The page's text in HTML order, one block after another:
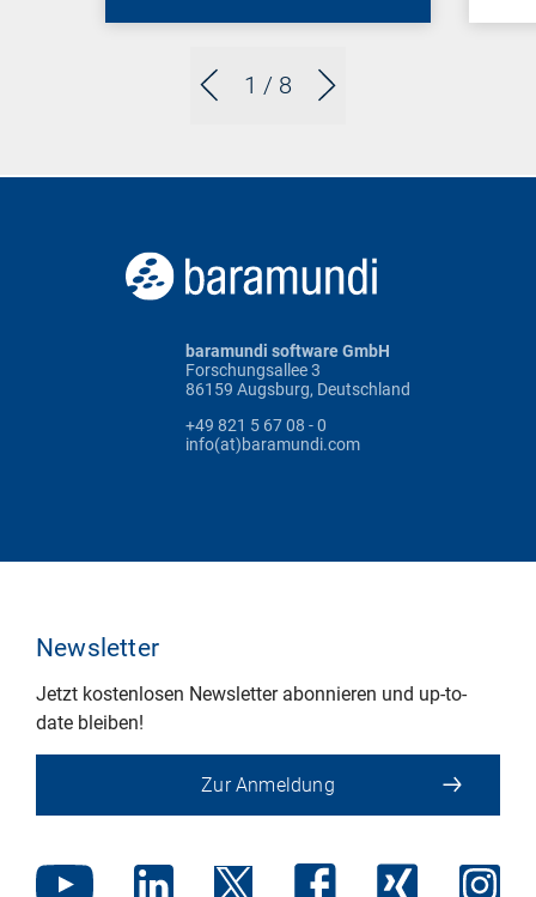
1 / 8
baramundi software GmbH
Forschungsallee 3
86159 Augsburg, Deutschland
+49 821 5 67 08 - 0
info(at)baramundi.com
Newsletter
Jetzt kostenlosen Newsletter abonnieren und up-to-
date bleiben!
Zur Anmeldung